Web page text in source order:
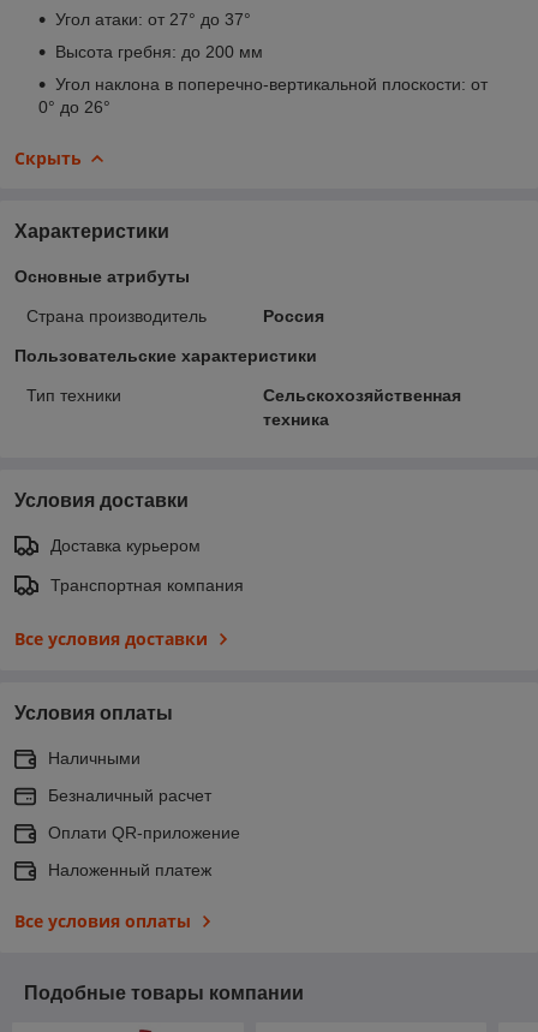
Угол атаки: от 27° до 37°
Высота гребня: до 200 мм
Угол наклона в поперечно-вертикальной плоскости: от
0° до 26°
Скрыть
Характеристики
Основные атрибуты
Страна производитель Россия
Пользовательские характеристики
Тип техники
Сельскохозяйственная
техника
Условия доставки
Доставка курьером
Транспортная компания
Все условия доставки
Условия оплаты
Наличными
Безналичный расчет
Оплати QR-приложение
Наложенный платеж
Все условия оплаты
Подобные товары компании